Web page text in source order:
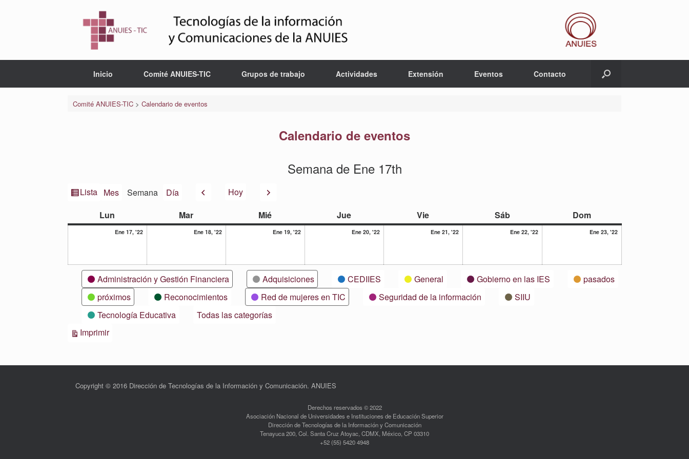
Inicio Comité ANUIES-TIC Grupos de trabajo Actividades Extensión Eventos Contacto
Comité ANUIES-TIC> Calendario de eventos
Calendario de eventos
Semana de Ene 17th
Ver
Lista Mes Semana Día AnteriorHoy Siguiente
Lun Marmartes Miémiércoles Juejueves Vieviernes Sábsábado Domdomingo
Ene 17, '2217
Ene 18, '2218
Ene 19, '2219
Ene 20, '2220
Ene 21, '2221
Ene 22, '2222
Ene 23, '2223
CategoríasAdministración y Gestión Financiera Adquisiciones CEDIIES General Gobierno en las IES
pasados
próximos
Reconocimientos Red de mujeres en TIC Seguridad de la información
SIIU
Tecnología Educativa
Todas las categorías
ImprimirVistas
Copyright © 2016 Dirección de Tecnologías de la Información y Comunicación. ANUIES
Derechos reservados © 2022
Asociación Nacional de Universidades e Instituciones de Educación Superior
Dirección de Tecnologías de la Información y Comunicación
Tenayuca 200, Col. Santa Cruz Atoyac, CDMX, México, CP 03310
+52 (55) 5420 4948